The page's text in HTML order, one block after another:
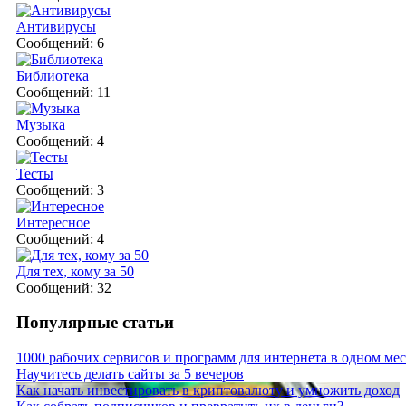
Антивирусы
Сообщений: 6
Библиотека
Сообщений: 11
Музыка
Сообщений: 4
Тесты
Сообщений: 3
Интересное
Сообщений: 4
Для тех, кому за 50
Сообщений: 32
Популярные статьи
1000 рабочих сервисов и программ для интернета в одном
Научитесь делать сайты за 5 вечеров
Как начать инвестировать в криптовалюту и умножить доход